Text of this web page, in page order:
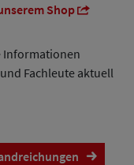
Shop
Informationen
Fachleute aktuell